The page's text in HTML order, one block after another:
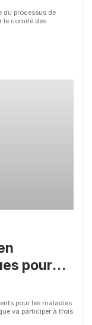
du processus de
le comité des
pour
pour les maladies
va participer à trois